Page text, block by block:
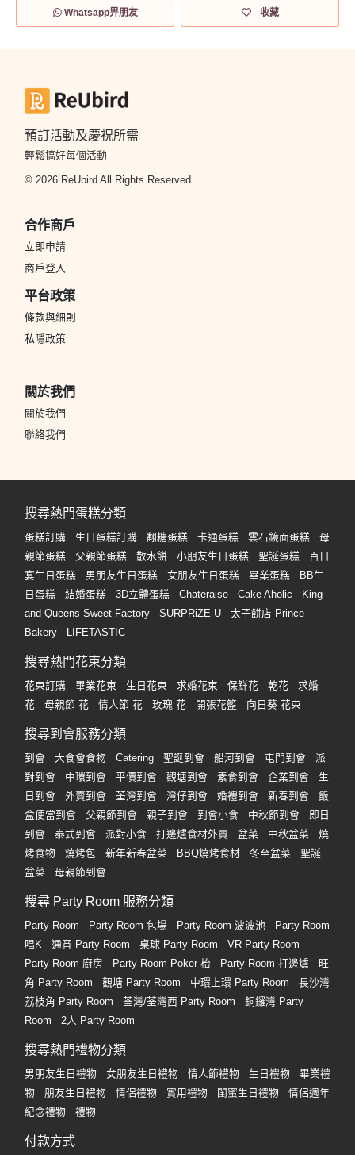
Whatsapp畀朋友 收藏
預訂活動及慶祝所需
輕鬆搞好每個活動
© 2026 ReUbird All Rights Reserved.
合作商戶
立即申請
商戶登入
平台政策
條款與細則
私隱政策
關於我們
關於我們
聯絡我們
搜尋熱門蛋糕分類
蛋糕訂購 生日蛋糕訂購 翻糖蛋糕 卡通蛋糕 雲石鏡面蛋糕
母
親節蛋糕
父親節蛋糕 散水餅 小朋友生日蛋糕 聖誕蛋糕
百日
宴生日蛋糕
男朋友生日蛋糕 女朋友生日蛋糕 畢業蛋糕
BB生
日蛋糕
結婚蛋糕 3D立體蛋糕 Chateraise Cake Aholic
King
and Queens Sweet Factory
SURPRiZE U
太子餅店 Prince
Bakery
LIFETASTIC
搜尋熱門花束分類
花束訂購 畢業花束 生日花束 求婚花束 保鮮花 乾花
求婚
花
母親節 花 情人節 花 玫瑰 花 開張花籃 向日葵 花束
搜尋到會服務分類
到會 大食會食物 Catering 聖誕到會 船河到會 屯門到會
派
對到會
中環到會 平價到會 觀塘到會 素食到會 企業到會
生
日到會
外賣到會 荃灣到會 灣仔到會 婚禮到會 新春到會
飯
盒便當到會
父親節到會 親子到會 到會小食 中秋節到會
即日
到會
泰式到會 派對小食 打邊爐食材外賣 盆菜 中秋盆菜
燒
烤食物
燒烤包 新年新春盆菜 BBQ燒烤食材 冬至盆菜
聖誕
盆菜
母親節到會
搜尋 Party Room 服務分類
Party Room Party Room 包場 Party Room 波波池
Party Room
唱K
通宵 Party Room 桌球 Party Room
VR Party Room
Party Room 廚房
Party Room Poker 枱 Party Room 打邊爐
旺
角 Party Room
觀塘 Party Room 中環上環 Party Room
長沙灣
荔枝角 Party Room
荃灣/荃灣西 Party Room
銅鑼灣 Party
Room
2人 Party Room
搜尋熱門禮物分類
男朋友生日禮物 女朋友生日禮物 情人節禮物 生日禮物
畢業禮
物
朋友生日禮物 情侶禮物 實用禮物 閨蜜生日禮物
情侶週年
紀念禮物
禮物
付款方式